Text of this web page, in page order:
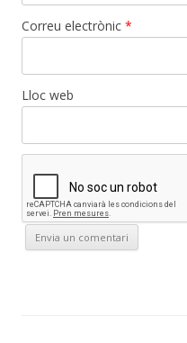
Correu electrònic *
Lloc web